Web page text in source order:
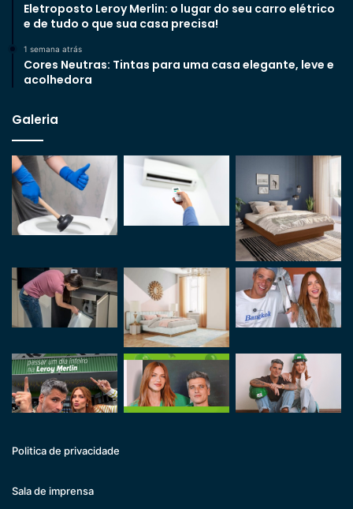
Eletroposto Leroy Merlin: o lugar do seu carro elétrico
e de tudo o que sua casa precisa!
1 semana atrás
Cores Neutras: Tintas para uma casa elegante, leve e
acolhedora
Galeria
Politica de privacidade
Sala de imprensa